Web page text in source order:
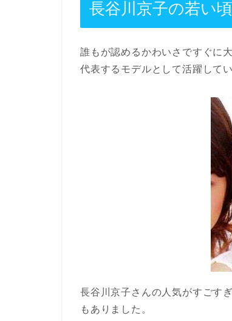
長谷川京子の若い
誰もが認めるかわいさですぐに
代表するモデルとして活躍してい
長谷川京子さんの人気がすごす
もありました。